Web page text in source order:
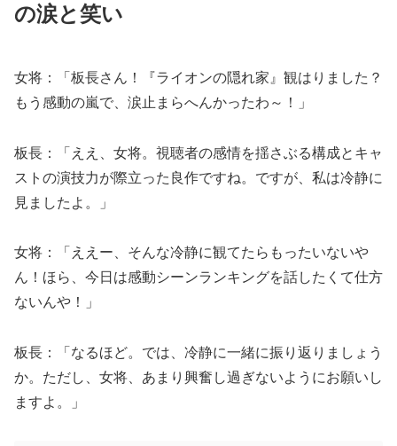
の涙と笑い
女将：「板長さん！『ライオンの隠れ家』観はりました？
もう感動の嵐で、涙止まらへんかったわ～！」
板長：「ええ、女将。視聴者の感情を揺さぶる構成とキャ
ストの演技力が際立った良作ですね。ですが、私は冷静に
見ましたよ。」
女将：「ええー、そんな冷静に観てたらもったいないや
ん！ほら、今日は感動シーンランキングを話したくて仕方
ないんや！」
板長：「なるほど。では、冷静に一緒に振り返りましょう
か。ただし、女将、あまり興奮し過ぎないようにお願いし
ますよ。」